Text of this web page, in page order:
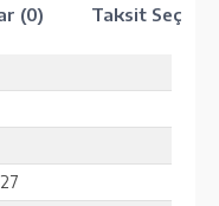
(0) Taksit